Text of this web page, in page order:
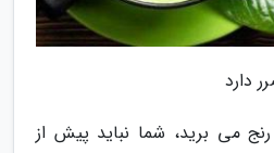
دارد
می برید، شما نباید پیش از